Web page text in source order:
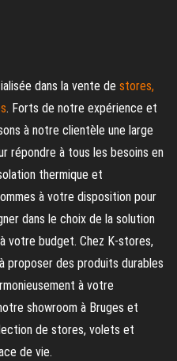
dans la vente de stores,
. Forts de notre expérience et
à notre clientèle une large
répondre à tous les besoins en
thermique et
à votre disposition pour
dans le choix de la solution
votre budget. Chez K-stores,
proposer des produits durables
à votre
showroom à Bruges et
de stores, volets et
de vie.